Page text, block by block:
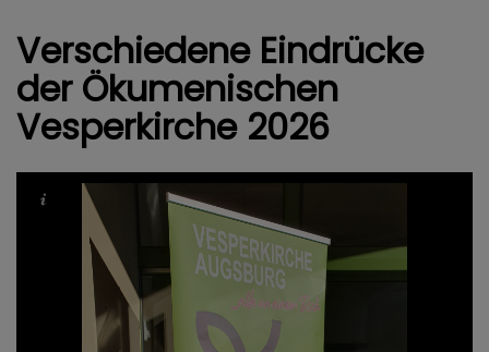
Verschiedene Eindrücke
der Ökumenischen
Vesperkirche 2026